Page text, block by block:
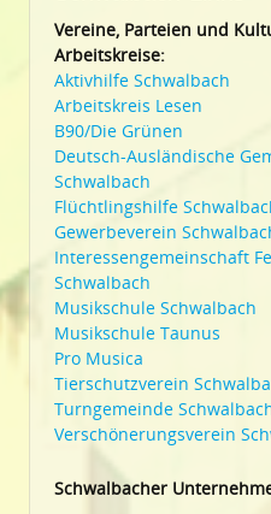
Vereine, Parteien und
Arbeitskreise:
Aktivhilfe Schwalbach
Arbeitskreis Lesen
B90/Die Grünen
Deutsch-Ausländische
Schwalbach
Flüchtlingshilfe
Gewerbeverein
Interessengemeinschaft
Schwalbach
Musikschule Schwalbach
Musikschule Taunus
Pro Musica
Tierschutzverein
Turngemeinde
Verschönerungsverein
Schwalbacher